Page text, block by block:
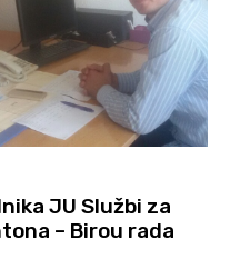
JU Službi za
– Birou rada